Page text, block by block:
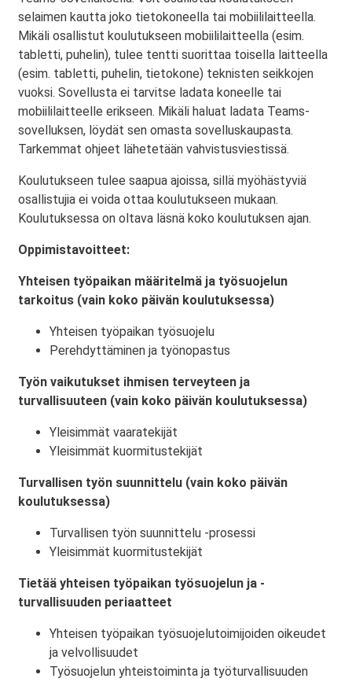
selaimen kautta joko tietokoneella tai mobiililaitteella.
Mikäli osallistut koulutukseen mobiililaitteella (esim.
tabletti, puhelin), tulee tentti suorittaa toisella laitteella
(esim. tabletti, puhelin, tietokone) teknisten seikkojen
vuoksi. Sovellusta ei tarvitse ladata koneelle tai
mobiililaitteelle erikseen. Mikäli haluat ladata Teams-
sovelluksen, löydät sen omasta sovelluskaupasta.
Tarkemmat ohjeet lähetetään vahvistusviestissä.
Koulutukseen tulee saapua ajoissa, sillä myöhästyviä
osallistujia ei voida ottaa koulutukseen mukaan.
Koulutuksessa on oltava läsnä koko koulutuksen ajan.
Oppimistavoitteet:
Yhteisen työpaikan määritelmä ja työsuojelun
tarkoitus (vain koko päivän koulutuksessa)
Yhteisen työpaikan työsuojelu
Perehdyttäminen ja työnopastus
Työn vaikutukset ihmisen terveyteen ja
turvallisuuteen (vain koko päivän koulutuksessa)
Yleisimmät vaaratekijät
Yleisimmät kuormitustekijät
Turvallisen työn suunnittelu (vain koko päivän
koulutuksessa)
Turvallisen työn suunnittelu -prosessi
Yleisimmät kuormitustekijät
Tietää yhteisen työpaikan työsuojelun ja -
turvallisuuden periaatteet
Yhteisen työpaikan työsuojelutoimijoiden oikeudet
ja velvollisuudet
Työsuojelun yhteistoiminta ja työturvallisuuden